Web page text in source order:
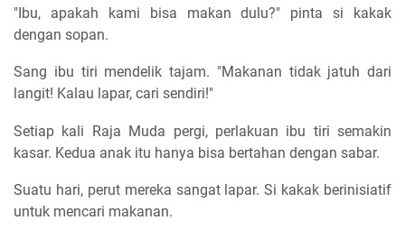
"Ibu, apakah kami bisa makan dulu?" pinta si kakak
dengan sopan.
Sang ibu tiri mendelik tajam. "Makanan tidak jatuh dari
langit! Kalau lapar, cari sendiri!"
Setiap kali Raja Muda pergi, perlakuan ibu tiri semakin
kasar. Kedua anak itu hanya bisa bertahan dengan sabar.
Suatu hari, perut mereka sangat lapar. Si kakak berinisiatif
untuk mencari makanan.